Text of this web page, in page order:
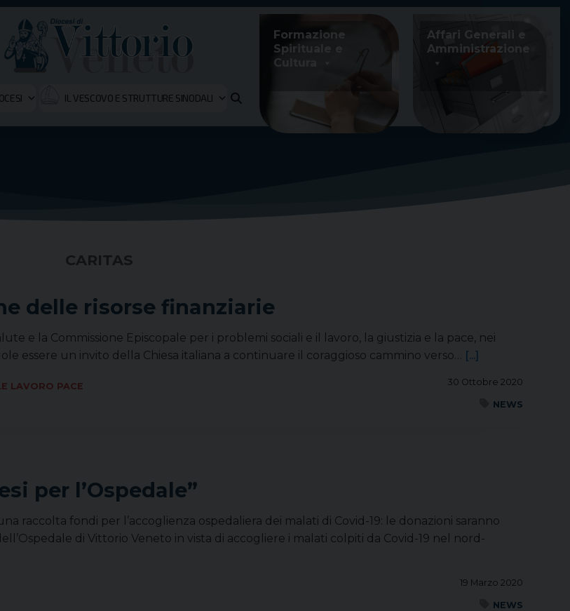
IL VESCOVO E STRUTTURE SINODALI
Formazione
Spirituale e
Cultura
Affari Generali e
Amministrazione
CARITAS
delle risorse finanziarie
e la Commissione Episcopale per i problemi sociali e il lavoro, la giustizia e la pace, nei
essere un invito della Chiesa italiana a continuare il coraggioso cammino verso… [...]
30 Ottobre 2020
LAVORO PACE
NEWS
per l’Ospedale”
raccolta fondi per l’accoglienza ospedaliera dei malati di Covid-19: le donazioni saranno
di Vittorio Veneto in vista di accogliere i malati colpiti da Covid-19 nel nord-
19 Marzo 2020
NEWS